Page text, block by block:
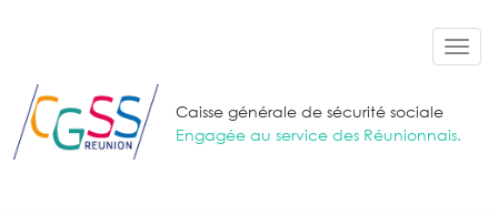
Caisse générale de sécurité sociale
Engagée au service des Réunionnais.